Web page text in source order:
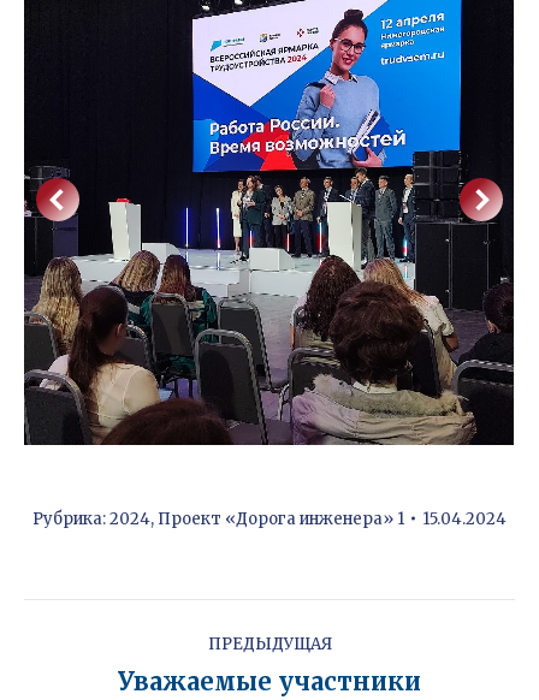
Рубрика:2024, Проект «Дорога инженера» 1 15.04.2024
Навигация
записям
ПРЕДЫДУЩАЯ
Уважаемые участники